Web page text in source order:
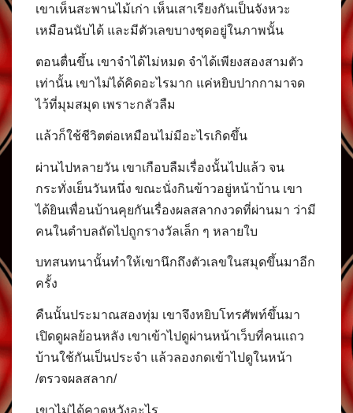
เขาเห็นสะพานไม้เก่า เห็นเสาเรียงกันเป็นจังหวะ
เหมือนนับได้ และมีตัวเลขบางชุดอยู่ในภาพนั้น
ตอนตื่นขึ้น เขาจำได้ไม่หมด จำได้เพียงสองสามตัว
เท่านั้น เขาไม่ได้คิดอะไรมาก แค่หยิบปากกามาจด
ไว้ที่มุมสมุด เพราะกลัวลืม
แล้วก็ใช้ชีวิตต่อเหมือนไม่มีอะไรเกิดขึ้น
ผ่านไปหลายวัน เขาเกือบลืมเรื่องนั้นไปแล้ว จน
กระทั่งเย็นวันหนึ่ง ขณะนั่งกินข้าวอยู่หน้าบ้าน เขา
ได้ยินเพื่อนบ้านคุยกันเรื่องผลสลากงวดที่ผ่านมา ว่ามี
คนในตำบลถัดไปถูกรางวัลเล็ก ๆ หลายใบ
บทสนทนานั้นทำให้เขานึกถึงตัวเลขในสมุดขึ้นมาอีก
ครั้ง
คืนนั้นประมาณสองทุ่ม เขาจึงหยิบโทรศัพท์ขึ้นมา
เปิดดูผลย้อนหลัง เขาเข้าไปดูผ่านหน้าเว็บที่คนแถว
บ้านใช้กันเป็นประจำ แล้วลองกดเข้าไปดูในหน้า
/ตรวจผลสลาก/
เขาไม่ได้คาดหวังอะไร